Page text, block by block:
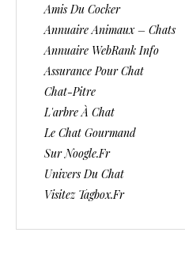
Amis Du Cocker
Annuaire Animaux – Chats
Annuaire WebRank Info
Assurance Pour Chat
Chat-Pitre
L'arbre À Chat
Le Chat Gourmand
Sur Noogle.fr
Univers Du Chat
Visitez Tagbox.fr